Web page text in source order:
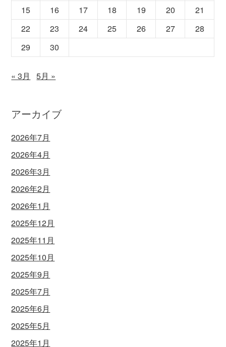
15
16 17 18 19 20
21
22
23 24 25 26 27
28
29
30
« 3月 5月 »
アーカイブ
2026年7月
2026年4月
2026年3月
2026年2月
2026年1月
2025年12月
2025年11月
2025年10月
2025年9月
2025年7月
2025年6月
2025年5月
2025年1月